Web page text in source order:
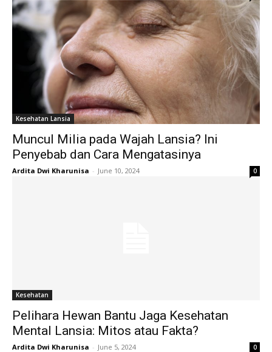
Kesehatan Lansia
Muncul Milia pada Wajah Lansia? Ini
Penyebab dan Cara Mengatasinya
Ardita Dwi Kharunisa - June 10, 2024 0
Kesehatan
Pelihara Hewan Bantu Jaga Kesehatan
Mental Lansia: Mitos atau Fakta?
Ardita Dwi Kharunisa - June 5, 2024 0